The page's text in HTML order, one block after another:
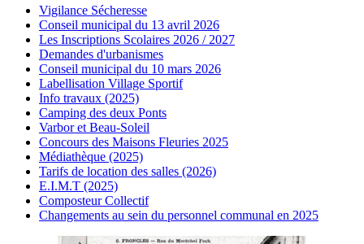
Vigilance Sécheresse
Conseil municipal du 13 avril 2026
Les Inscriptions Scolaires 2026 / 2027
Demandes d'urbanismes
Conseil municipal du 10 mars 2026
Labellisation Village Sportif
Info travaux (2025)
Camping des deux Ponts
Varbor et Beau-Soleil
Concours des Maisons Fleuries 2025
Médiathèque (2025)
Tarifs de location des salles (2026)
E.I.M.T (2025)
Composteur Collectif
Changements au sein du personnel communal en 2025